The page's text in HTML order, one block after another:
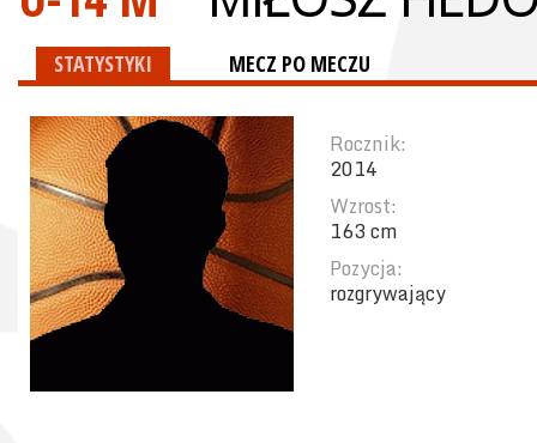
STATYSTYKI MECZ PO MECZU
Rocznik:
2014
Wzrost:
163 cm
Pozycja:
rozgrywający